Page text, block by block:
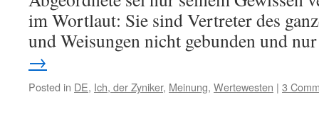
im Wortlaut: Sie sind Vertreter des
und Weisungen nicht gebunden und
→
Posted in DE, Ich, der Zyniker, Meinung, Wertewesten | 3